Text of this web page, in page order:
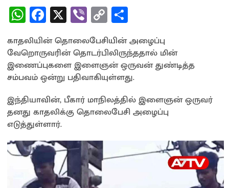
W
h
at
sA
p
p
Fa
ce
b
o
o
k
X Vi
b
er
C
o
py
Li
n
k
ar
e
காதலியின் தொலைபேசியின் அழைப்பு
வேறொருவரின் தொடர்பிலிருந்ததால் மின்
இணைப்புகளை இளைஞன் ஒருவன் துண்டித்த
சம்பவம் ஒன்று பதிவாகியுள்ளது.
இந்தியாவின், பீகார் மாநிலத்தில் இளைஞன் ஒருவர்
தனது காதலிக்கு தொலைபேசி அழைப்பு
எடுத்துள்ளார்.